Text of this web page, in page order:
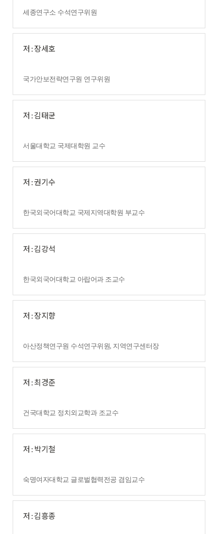
세종연구소 수석연구위원
저 : 장세호
국가안보전략연구원 연구위원
저 : 김태균
서울대학교 국제대학원 교수
저 : 권기수
한국외국어대학교 국제지역대학원 부교수
저 : 김강석
한국외국어대학교 아랍어과 조교수
저 : 장지향
아산정책연구원 수석연구위원, 지역연구센터장
저 : 최경준
건국대학교 정치외교학과 조교수
저 : 박기철
숙명여자대학교 글로벌협력전공 겸임교수
저 : 김흥종